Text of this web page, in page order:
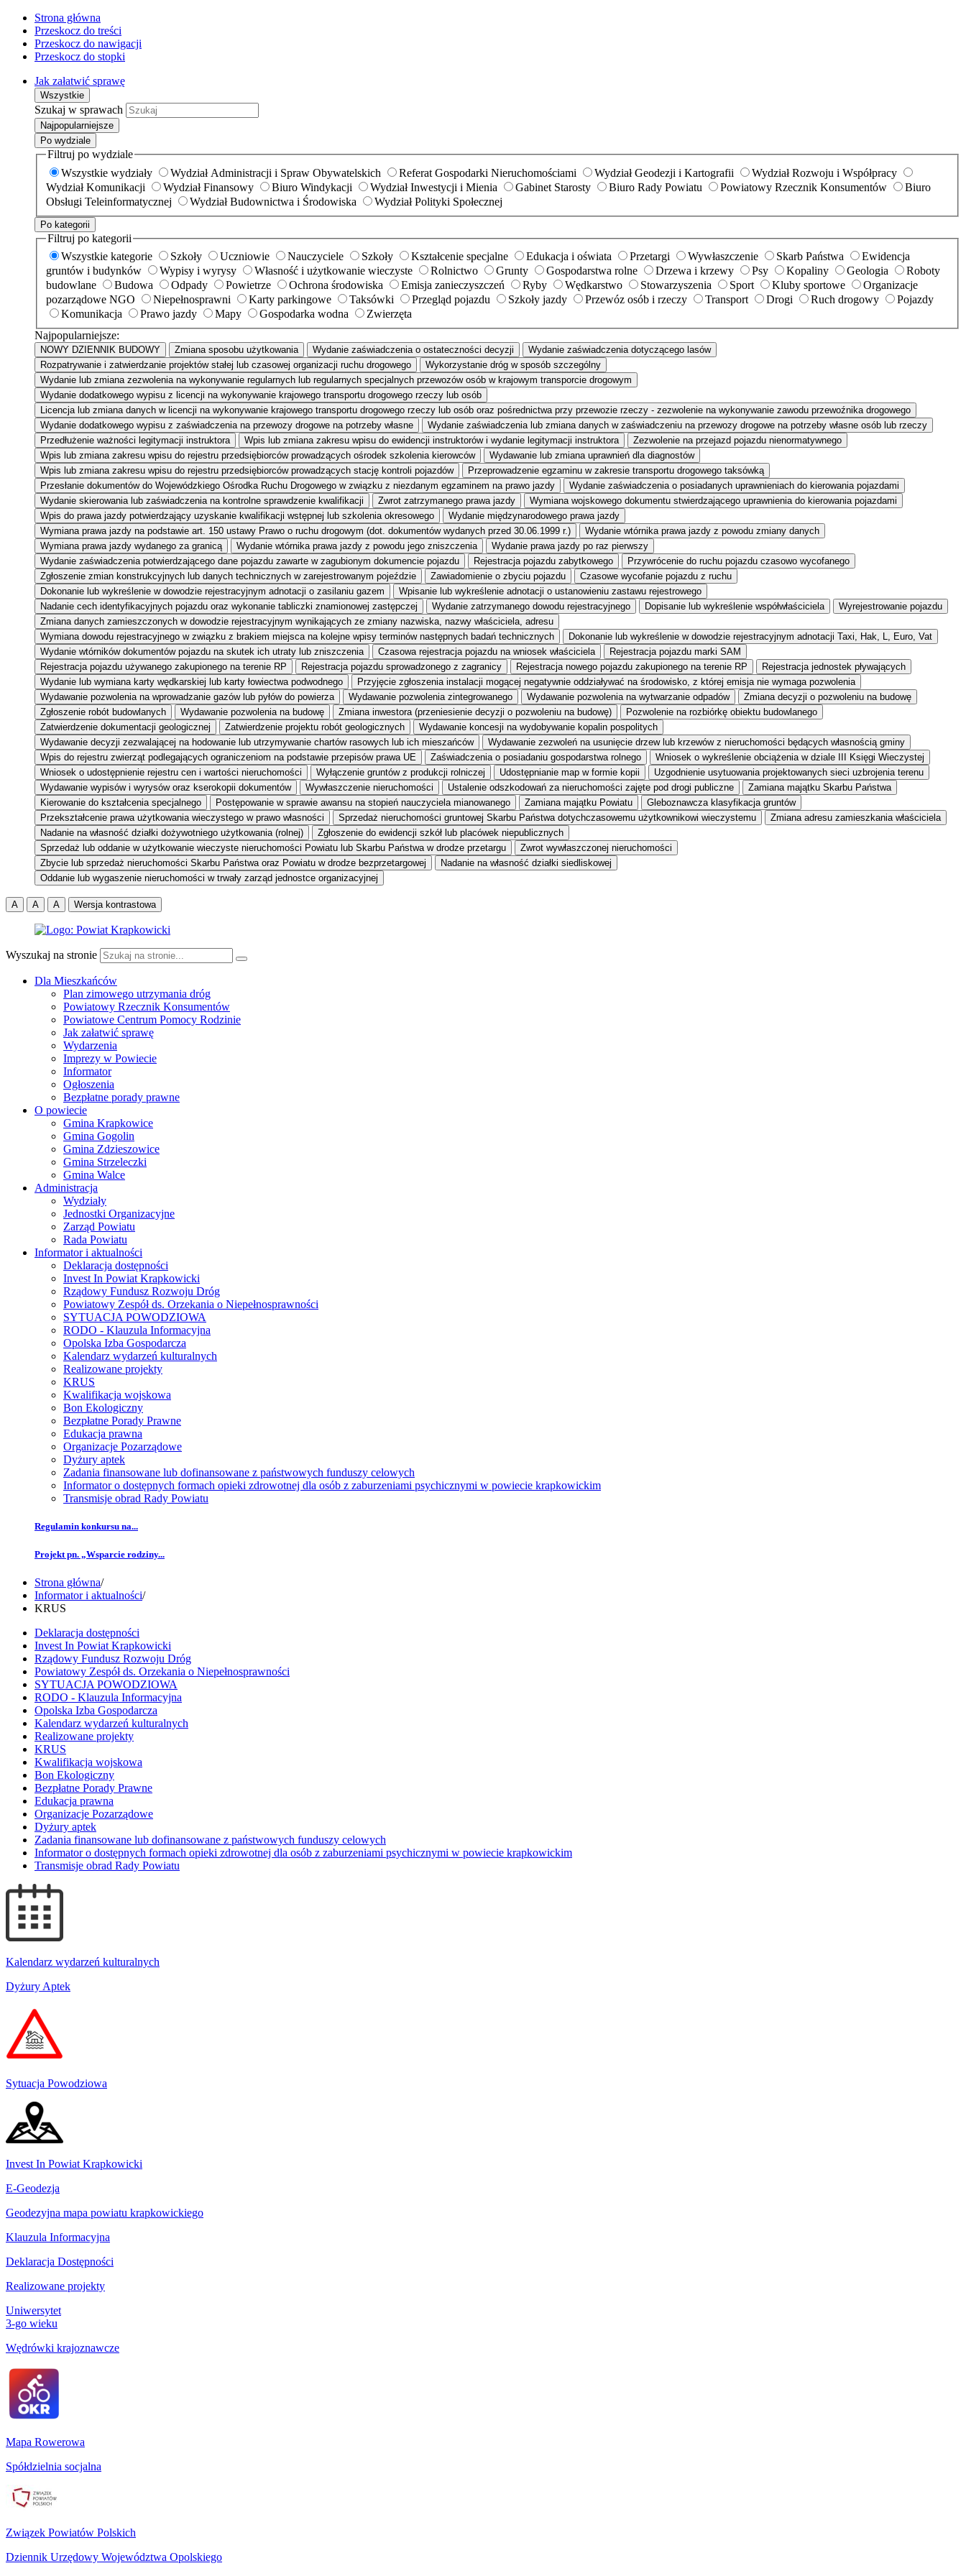
Strona główna
Przeskocz do treści
Przeskocz do nawigacji
Przeskocz do stopki
Jak załatwić sprawę
Wszystkie
Szukaj w sprawach
Najpopularniejsze
Po wydziale
Filtruj po wydziale
Wszystkie wydziały
Wydział Administracji i Spraw Obywatelskich Referat Gospodarki Nieruchomościami Wydział Geodezji i Kartografii
Wydział Rozwoju i Współpracy
Wydział Komunikacji
Wydział Finansowy Biuro Windykacji Wydział Inwestycji i Mienia Gabinet Starosty Biuro Rady Powiatu Powiatowy Rzecznik Konsumentów
Biuro
Obsługi Teleinformatycznej
Wydział Budownictwa i Środowiska Wydział Polityki Społecznej
Po kategorii
Filtruj po kategorii
Wszystkie kategorie
Szkoły Uczniowie Nauczyciele Szkoły Kształcenie specjalne Edukacja i oświata Przetargi Wywłaszczenie Skarb Państwa
Ewidencja
gruntów i budynków
Wypisy i wyrysy Własność i użytkowanie wieczyste Rolnictwo Grunty Gospodarstwa rolne Drzewa i krzewy Psy Kopaliny Geologia
Roboty
budowlane
Budowa Odpady Powietrze Ochrona środowiska Emisja zanieczyszczeń Ryby Wędkarstwo Stowarzyszenia Sport Kluby sportowe
Organizacje
pozarządowe NGO
Niepełnosprawni Karty parkingowe Taksówki Przegląd pojazdu Szkoły jazdy Przewóz osób i rzeczy Transport Drogi Ruch drogowy
Pojazdy
Komunikacja
Prawo jazdy Mapy Gospodarka wodna
Zwierzęta
Najpopularniejsze:
NOWY DZIENNIK BUDOWY Zmiana sposobu użytkowania Wydanie zaświadczenia o ostateczności decyzji
Wydanie zaświadczenia dotyczącego lasów
Rozpatrywanie i zatwierdzanie projektów stałej lub czasowej organizacji ruchu drogowego
Wykorzystanie dróg w sposób szczególny
Wydanie lub zmiana zezwolenia na wykonywanie regularnych lub regularnych specjalnych przewozów osób w krajowym transporcie drogowym
Wydanie dodatkowego wypisu z licencji na wykonywanie krajowego transportu drogowego rzeczy lub osób
Licencja lub zmiana danych w licencji na wykonywanie krajowego transportu drogowego rzeczy lub osób oraz pośrednictwa przy przewozie rzeczy - zezwolenie na wykonywanie zawodu przewoźnika drogowego
Wydanie dodatkowego wypisu z zaświadczenia na przewozy drogowe na potrzeby własne
Wydanie zaświadczenia lub zmiana danych w zaświadczeniu na przewozy drogowe na potrzeby własne osób lub rzeczy
Przedłużenie ważności legitymacji instruktora
Wpis lub zmiana zakresu wpisu do ewidencji instruktorów i wydanie legitymacji instruktora
Zezwolenie na przejazd pojazdu nienormatywnego
Wpis lub zmiana zakresu wpisu do rejestru przedsiębiorców prowadzących ośrodek szkolenia kierowców
Wydawanie lub zmiana uprawnień dla diagnostów
Wpis lub zmiana zakresu wpisu do rejestru przedsiębiorców prowadzących stację kontroli pojazdów
Przeprowadzenie egzaminu w zakresie transportu drogowego taksówką
Przesłanie dokumentów do Wojewódzkiego Ośrodka Ruchu Drogowego w związku z niezdanym egzaminem na prawo jazdy
Wydanie zaświadczenia o posiadanych uprawnieniach do kierowania pojazdami
Wydanie skierowania lub zaświadczenia na kontrolne sprawdzenie kwalifikacji
Zwrot zatrzymanego prawa jazdy
Wymiana wojskowego dokumentu stwierdzającego uprawnienia do kierowania pojazdami
Wpis do prawa jazdy potwierdzający uzyskanie kwalifikacji wstępnej lub szkolenia okresowego
Wydanie międzynarodowego prawa jazdy
Wymiana prawa jazdy na podstawie art. 150 ustawy Prawo o ruchu drogowym (dot. dokumentów wydanych przed 30.06.1999 r.)
Wydanie wtórnika prawa jazdy z powodu zmiany danych
Wymiana prawa jazdy wydanego za granicą
Wydanie wtórnika prawa jazdy z powodu jego zniszczenia
Wydanie prawa jazdy po raz pierwszy
Wydanie zaświadczenia potwierdzającego dane pojazdu zawarte w zagubionym dokumencie pojazdu
Rejestracja pojazdu zabytkowego
Przywrócenie do ruchu pojazdu czasowo wycofanego
Zgłoszenie zmian konstrukcyjnych lub danych technicznych w zarejestrowanym pojeździe
Zawiadomienie o zbyciu pojazdu
Czasowe wycofanie pojazdu z ruchu
Dokonanie lub wykreślenie w dowodzie rejestracyjnym adnotacji o zasilaniu gazem
Wpisanie lub wykreślenie adnotacji o ustanowieniu zastawu rejestrowego
Nadanie cech identyfikacyjnych pojazdu oraz wykonanie tabliczki znamionowej zastępczej
Wydanie zatrzymanego dowodu rejestracyjnego Dopisanie lub wykreślenie współwłaściciela
Wyrejestrowanie pojazdu
Zmiana danych zamieszczonych w dowodzie rejestracyjnym wynikających ze zmiany nazwiska, nazwy właściciela, adresu
Wymiana dowodu rejestracyjnego w związku z brakiem miejsca na kolejne wpisy terminów następnych badań technicznych
Dokonanie lub wykreślenie w dowodzie rejestracyjnym adnotacji Taxi, Hak, L, Euro, Vat
Wydanie wtórników dokumentów pojazdu na skutek ich utraty lub zniszczenia
Czasowa rejestracja pojazdu na wniosek właściciela
Rejestracja pojazdu marki SAM
Rejestracja pojazdu używanego zakupionego na terenie RP
Rejestracja pojazdu sprowadzonego z zagranicy Rejestracja nowego pojazdu zakupionego na terenie RP
Rejestracja jednostek pływających
Wydanie lub wymiana karty wędkarskiej lub karty łowiectwa podwodnego
Przyjęcie zgłoszenia instalacji mogącej negatywnie oddziaływać na środowisko, z której emisja nie wymaga pozwolenia
Wydawanie pozwolenia na wprowadzanie gazów lub pyłów do powierza
Wydawanie pozwolenia zintegrowanego Wydawanie pozwolenia na wytwarzanie odpadów
Zmiana decyzji o pozwoleniu na budowę
Zgłoszenie robót budowlanych
Wydawanie pozwolenia na budowę Zmiana inwestora (przeniesienie decyzji o pozwoleniu na budowę)
Pozwolenie na rozbiórkę obiektu budowlanego
Zatwierdzenie dokumentacji geologicznej
Zatwierdzenie projektu robót geologicznych
Wydawanie koncesji na wydobywanie kopalin pospolitych
Wydawanie decyzji zezwalającej na hodowanie lub utrzymywanie chartów rasowych lub ich mieszańców
Wydawanie zezwoleń na usunięcie drzew lub krzewów z nieruchomości będących własnością gminy
Wpis do rejestru zwierząt podlegających ograniczeniom na podstawie przepisów prawa UE
Zaświadczenia o posiadaniu gospodarstwa rolnego
Wniosek o wykreślenie obciążenia w dziale III Księgi Wieczystej
Wniosek o udostępnienie rejestru cen i wartości nieruchomości
Wyłączenie gruntów z produkcji rolniczej Udostępnianie map w formie kopii
Uzgodnienie usytuowania projektowanych sieci uzbrojenia terenu
Wydawanie wypisów i wyrysów oraz kserokopii dokumentów
Wywłaszczenie nieruchomości Ustalenie odszkodowań za nieruchomości zajęte pod drogi publiczne
Zamiana majątku Skarbu Państwa
Kierowanie do kształcenia specjalnego
Postępowanie w sprawie awansu na stopień nauczyciela mianowanego Zamiana majątku Powiatu
Gleboznawcza klasyfikacja gruntów
Przekształcenie prawa użytkowania wieczystego w prawo własności
Sprzedaż nieruchomości gruntowej Skarbu Państwa dotychczasowemu użytkownikowi wieczystemu
Zmiana adresu zamieszkania właściciela
Nadanie na własność działki dożywotniego użytkowania (rolnej)
Zgłoszenie do ewidencji szkół lub placówek niepublicznych
Sprzedaż lub oddanie w użytkowanie wieczyste nieruchomości Powiatu lub Skarbu Państwa w drodze przetargu
Zwrot wywłaszczonej nieruchomości
Zbycie lub sprzedaż nieruchomości Skarbu Państwa oraz Powiatu w drodze bezprzetargowej
Nadanie na własność działki siedliskowej
Oddanie lub wygaszenie nieruchomości w trwały zarząd jednostce organizacyjnej
A A A Wersja kontrastowa
Wyszukaj na stronie
Dla Mieszkańców
Plan zimowego utrzymania dróg
Powiatowy Rzecznik Konsumentów
Powiatowe Centrum Pomocy Rodzinie
Jak załatwić sprawę
Wydarzenia
Imprezy w Powiecie
Informator
Ogłoszenia
Bezpłatne porady prawne
O powiecie
Gmina Krapkowice
Gmina Gogolin
Gmina Zdzieszowice
Gmina Strzeleczki
Gmina Walce
Administracja
Wydziały
Jednostki Organizacyjne
Zarząd Powiatu
Rada Powiatu
Informator i aktualności
Deklaracja dostępności
Invest In Powiat Krapkowicki
Rządowy Fundusz Rozwoju Dróg
Powiatowy Zespół ds. Orzekania o Niepełnosprawności
SYTUACJA POWODZIOWA
RODO - Klauzula Informacyjna
Opolska Izba Gospodarcza
Kalendarz wydarzeń kulturalnych
Realizowane projekty
KRUS
Kwalifikacja wojskowa
Bon Ekologiczny
Bezpłatne Porady Prawne
Edukacja prawna
Organizacje Pozarządowe
Dyżury aptek
Zadania finansowane lub dofinansowane z państwowych funduszy celowych
Informator o dostępnych formach opieki zdrowotnej dla osób z zaburzeniami psychicznymi w powiecie krapkowickim
Transmisje obrad Rady Powiatu
Regulamin konkursu na...
Projekt pn. „Wsparcie rodziny...
Strona główna/
Informator i aktualności/
KRUS
Deklaracja dostępności
Invest In Powiat Krapkowicki
Rządowy Fundusz Rozwoju Dróg
Powiatowy Zespół ds. Orzekania o Niepełnosprawności
SYTUACJA POWODZIOWA
RODO - Klauzula Informacyjna
Opolska Izba Gospodarcza
Kalendarz wydarzeń kulturalnych
Realizowane projekty
KRUS
Kwalifikacja wojskowa
Bon Ekologiczny
Bezpłatne Porady Prawne
Edukacja prawna
Organizacje Pozarządowe
Dyżury aptek
Zadania finansowane lub dofinansowane z państwowych funduszy celowych
Informator o dostępnych formach opieki zdrowotnej dla osób z zaburzeniami psychicznymi w powiecie krapkowickim
Transmisje obrad Rady Powiatu
Kalendarz wydarzeń kulturalnych
Dyżury Aptek
Sytuacja Powodziowa
Invest In Powiat Krapkowicki
E-Geodezja
Geodezyjna mapa powiatu krapkowickiego
Klauzula Informacyjna
Deklaracja Dostępności
Realizowane projekty
Uniwersytet
3-go wieku
Wędrówki krajoznawcze
Mapa Rowerowa
Spółdzielnia socjalna
Związek Powiatów Polskich
Dziennik Urzędowy Województwa Opolskiego